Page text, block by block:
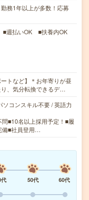
務1年以上が多数！応募
■週払いOK ■扶養内OK
トなど】＊お年寄りが昼
、気分転換できるデ…
ソコンスキル不要 / 英語力
■10名以上採用予定！■履
備■社員登用…
50代
60代